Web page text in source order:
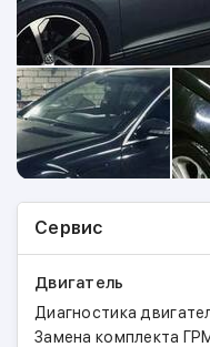
Сервис
Двигатель
Диагностика
Замена комплекта